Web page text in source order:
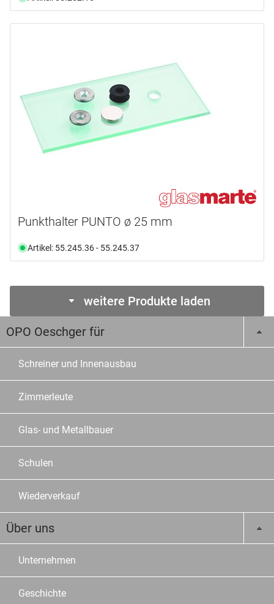
Punkthalter PUNTO ø 25 mm
Artikel: 55.245.36 - 55.245.37
weitere Produkte laden
OPO Oeschger für
Schreiner und Innenausbau
Zimmerleute
Glas- und Metallbauer
Schulen
Wiederverkauf
Über uns
Unternehmen
Geschichte